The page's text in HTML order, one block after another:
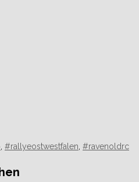
#rallyeostwestfalen #ravenoldrc